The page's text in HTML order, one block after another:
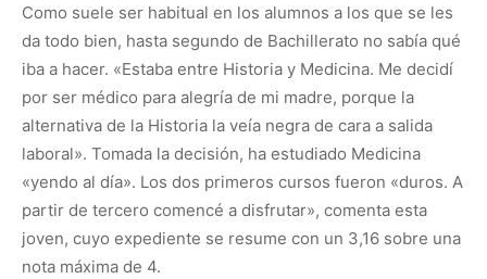
Como suele ser habitual en los alumnos a los que se les
da todo bien, hasta segundo de Bachillerato no sabía qué
iba a hacer. «Estaba entre Historia y Medicina. Me decidí
por ser médico para alegría de mi madre, porque la
alternativa de la Historia la veía negra de cara a salida
laboral». Tomada la decisión, ha estudiado Medicina
«yendo al día». Los dos primeros cursos fueron «duros. A
partir de tercero comencé a disfrutar», comenta esta
joven, cuyo expediente se resume con un 3,16 sobre una
nota máxima de 4.